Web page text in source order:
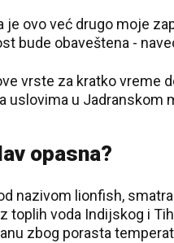
je ovo već drugo moje
bude obaveštena -
vrste za kratko vreme
uslovima u Jadranskom
opasna?
nazivom lionfish,
toplih voda Indijskog i
zbog porasta